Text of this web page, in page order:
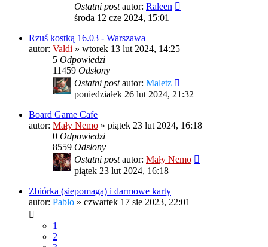
Ostatni postautor: Raleen
środa 12 cze 2024, 15:01
Rzuś kostką 16.03 - Warszawa
autor: Valdi » wtorek 13 lut 2024, 14:25
5 Odpowiedzi
11459 Odsłony
Ostatni postautor: Maletz
poniedziałek 26 lut 2024, 21:32
Board Game Cafe
autor: Mały Nemo » piątek 23 lut 2024, 16:18
0 Odpowiedzi
8559 Odsłony
Ostatni postautor: Mały Nemo
piątek 23 lut 2024, 16:18
Zbiórka (siepomaga) i darmowe karty
autor: Pablo » czwartek 17 sie 2023, 22:01
1
2